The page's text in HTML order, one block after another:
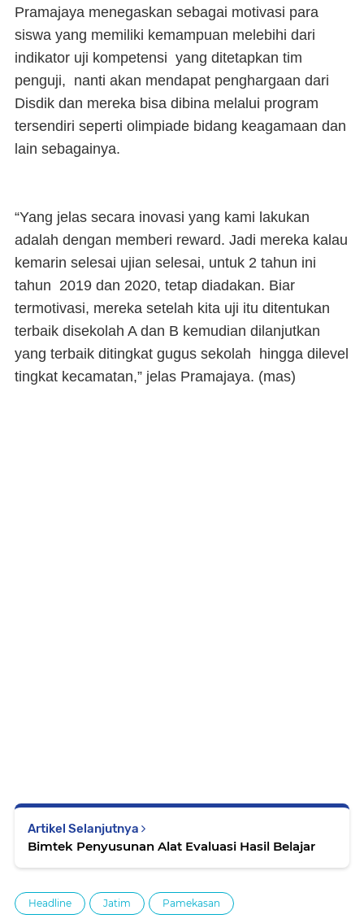
Pramajaya menegaskan sebagai motivasi para
siswa yang memiliki kemampuan melebihi dari
indikator uji kompetensi yang ditetapkan tim
penguji, nanti akan mendapat penghargaan dari
Disdik dan mereka bisa dibina melalui program
tersendiri seperti olimpiade bidang keagamaan dan
lain sebagainya.
“Yang jelas secara inovasi yang kami lakukan
adalah dengan memberi reward. Jadi mereka kalau
kemarin selesai ujian selesai, untuk 2 tahun ini
tahun 2019 dan 2020, tetap diadakan. Biar
termotivasi, mereka setelah kita uji itu ditentukan
terbaik disekolah A dan B kemudian dilanjutkan
yang terbaik ditingkat gugus sekolah hingga dilevel
tingkat kecamatan,” jelas Pramajaya. (mas)
Artikel Selanjutnya
Bimtek Penyusunan Alat Evaluasi Hasil Belajar
Headline Jatim Pamekasan